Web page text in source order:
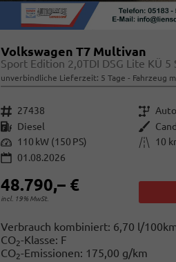
Volkswagen T7 Multivan
Sport Edition 2,0TDI DSG Lite KÜ 5
unverbindliche Lieferzeit: 5 Tage Fahrzeug
Fahrzeugnr. 27438 Getriebe
Kraftstoff Diesel Außenfarbe
Leistung 110 kW (150 PS) Kilometerstand 10
01.08.2026
48.790,– €
incl. 19% MwSt.
Verbrauch kombiniert: 6,70 l/
CO2-Klasse: F
CO2-Emissionen: 175,00 g/km